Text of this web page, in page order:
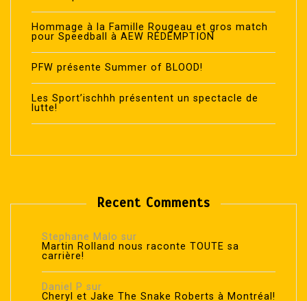
Hommage à la Famille Rougeau et gros match
pour Speedball à AEW RÉDEMPTION
PFW présente Summer of BLOOD!
Les Sport’ischhh présentent un spectacle de
lutte!
Recent Comments
Stephane Malo sur
Martin Rolland nous raconte TOUTE sa
carrière!
Daniel P sur
Cheryl et Jake The Snake Roberts à Montréal!